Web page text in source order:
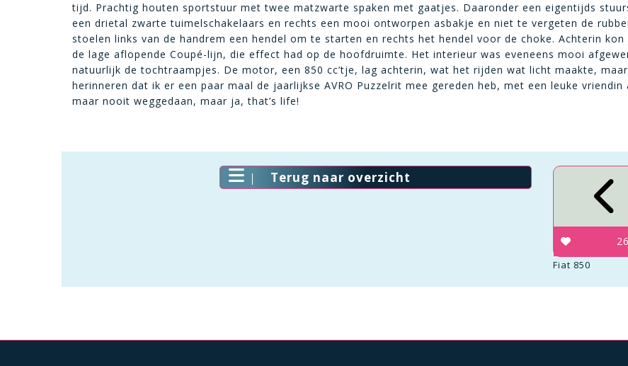
tijd. Prachtig houten sportstuur met twee matzwarte spaken met gaatjes. Daaronder een eigentijds
een drietal zwarte tuimelschakelaars en rechts een mooi ontworpen asbakje en niet te vergeten de
stoelen links van de handrem een hendel om te starten en rechts het hendel voor de choke. Achterin
de lage aflopende Coupé-lijn, die effect had op de hoofdruimte. Het interieur was eveneens mooi
natuurlijk de tochtraampjes. De motor, een 850 cc’tje, lag achterin, wat het rijden wat licht maakte,
herinneren dat ik er een paar maal de jaarlijkse AVRO Puzzelrit mee gereden heb, met een leuke
maar nooit weggedaan, maar ja, that’s life!
Terug naar overzicht
Fiat 850